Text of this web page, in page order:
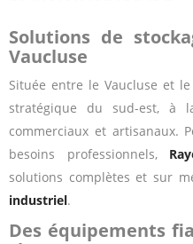
Solutions de
Vaucluse
Située entre le Vaucluse et
stratégique du sud-est, à
commerciaux et artisanaux.
besoins professionnels,
solutions complètes et sur
industriel.
Des équipements